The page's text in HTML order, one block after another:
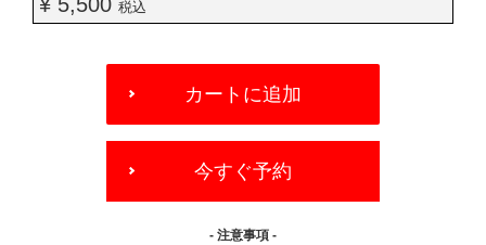
税込
OPTIONS
カートに追加
今すぐ予約
- 注意事項 -